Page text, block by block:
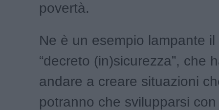
povertà.
Ne è un esempio lampante
“decreto (in)sicurezza”, che
andare a creare situazioni
potranno che svilupparsi